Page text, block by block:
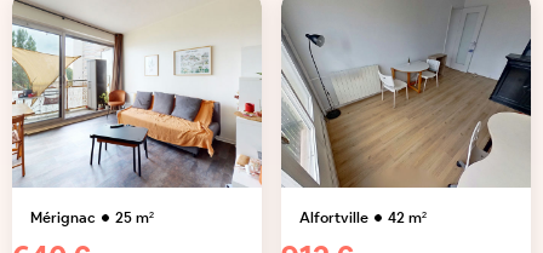
Mérignac 25m² Alfortville 42m²